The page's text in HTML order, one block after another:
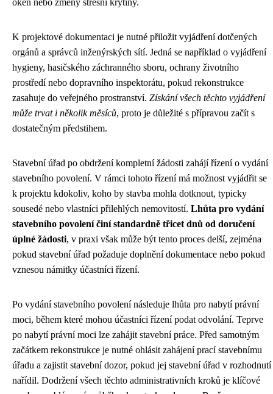
oken nebo změny střešní krytiny.
K projektové dokumentaci je nutné přiložit vyjádření dotčených
orgánů a správců inženýrských sítí. Jedná se například o vyjádření
hygieny, hasičského záchranného sboru, ochrany životního
prostředí nebo dopravního inspektorátu, pokud rekonstrukce
zasahuje do veřejného prostranství. Získání všech těchto vyjádření
může trvat i několik měsíců, proto je důležité s přípravou začít s
dostatečným předstihem.
Stavební úřad po obdržení kompletní žádosti zahájí řízení o vydání
stavebního povolení. V rámci tohoto řízení má možnost vyjádřit se
k projektu kdokoliv, koho by stavba mohla dotknout, typicky
sousedé nebo vlastníci přilehlých nemovitostí. Lhůta pro vydání
stavebního povolení činí standardně třicet dnů od doručení
úplné žádosti, v praxi však může být tento proces delší, zejména
pokud stavební úřad požaduje doplnění dokumentace nebo pokud
vznesou námitky účastníci řízení.
Po vydání stavebního povolení následuje lhůta pro nabytí právní
moci, během které mohou účastníci řízení podat odvolání. Teprve
po nabytí právní moci lze zahájit stavební práce. Před samotným
začátkem rekonstrukce je nutné ohlásit zahájení prací stavebnímu
úřadu a zajistit stavební dozor, pokud jej stavební úřad v rozhodnutí
nařídil. Dodržení všech těchto administrativních kroků je klíčové